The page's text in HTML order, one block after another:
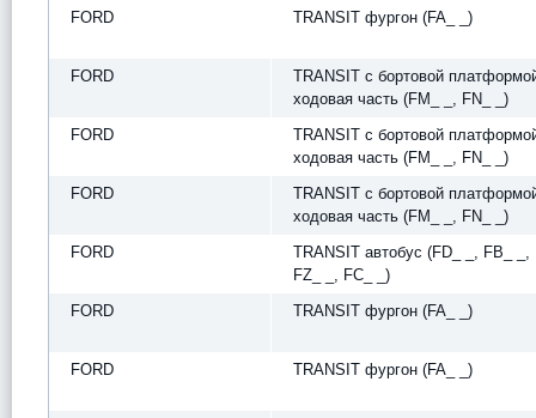
FORD TRANSIT фургон (FA_ _)
FORD
TRANSIT c бортовой
ходовая часть (FM_ _, FN_ _)
FORD
TRANSIT c бортовой
ходовая часть (FM_ _, FN_ _)
FORD
TRANSIT c бортовой
ходовая часть (FM_ _, FN_ _)
FORD
TRANSIT автобус (FD_ _, FB_ _,
FZ_ _, FC_ _)
FORD
TRANSIT фургон (FA_ _)
FORD TRANSIT фургон (FA_ _)